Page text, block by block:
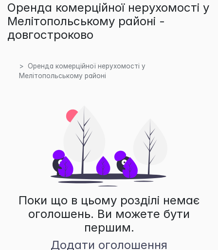
Оренда комерційної нерухомості у
Мелітопольському районі -
довгостроково
Оренда комерційної нерухомості у
Мелітопольському районі
Поки що в цьому розділі немає
оголошень. Ви можете бути
першим.
Додати оголошення